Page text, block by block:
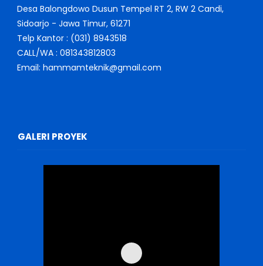
Desa Balongdowo Dusun Tempel RT 2, RW 2 Candi,
Sidoarjo - Jawa Timur, 61271
Telp Kantor : (031) 8943518
CALL/WA : 081343812803
Email: hammamteknik@gmail.com
GALERI PROYEK